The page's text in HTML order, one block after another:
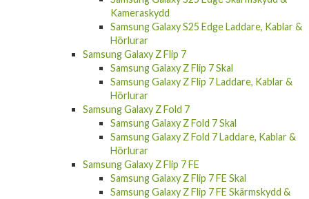
Kameraskydd
Samsung Galaxy S25 Edge Laddare, Kablar &
Hörlurar
Samsung Galaxy Z Flip 7
Samsung Galaxy Z Flip 7 Skal
Samsung Galaxy Z Flip 7 Laddare, Kablar &
Hörlurar
Samsung Galaxy Z Fold 7
Samsung Galaxy Z Fold 7 Skal
Samsung Galaxy Z Fold 7 Laddare, Kablar &
Hörlurar
Samsung Galaxy Z Flip 7 FE
Samsung Galaxy Z Flip 7 FE Skal
Samsung Galaxy Z Flip 7 FE Skärmskydd &